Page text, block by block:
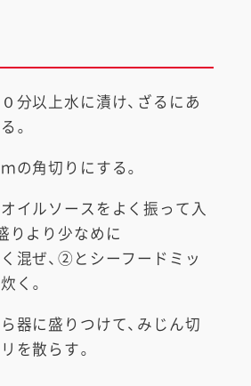
分以上水に漬け、ざるにあ
。
の角切りにする。
イルソースをよく振って入
りより少なめに
混ぜ、②とシーフードミッ
く。
器に盛りつけて、みじん切
を散らす。